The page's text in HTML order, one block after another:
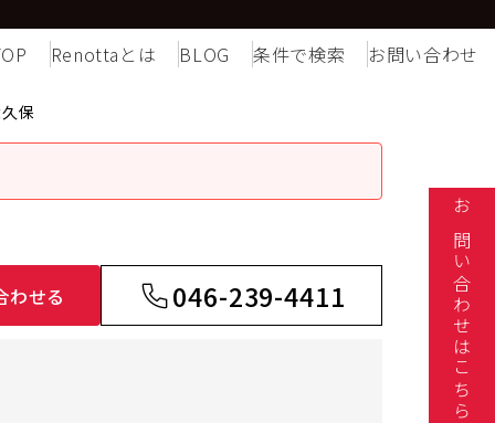
Renottaとは BLOG 条件で検索 お問い合わせ
保
わせる 046-239-4411 お問い合わせはこちら